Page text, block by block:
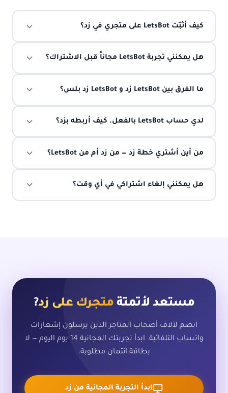
كيف أثبّت LetsBot على متجري في زد؟
هل يمكنني تجربة LetsBot مجاناً قبل الاشتراك؟
ما الفرق بين LetsBot زد و LetsBot زد بلس؟
لدي حساب LetsBot بالفعل. كيف أربطه بزد؟
من أين أشتري خطة زد — من زد أم من LetsBot؟
هل يمكنني إلغاء اشتراكي في أي وقت؟
مستعد لأتمتة متجرك على زد?
انضم لآلاف أصحاب المتاجر الذين يرسلون إشعارات
واتساب التلقائية. ابدأ تجربتك المجانية 14 يوم اليوم — لا
بطاقة ائتمان مطلوبة.
ابدأ التجربة المجانية من زد